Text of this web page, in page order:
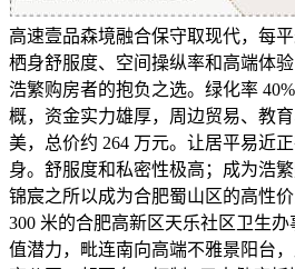
高速壹品森境融合保守取现代，每
栖身舒服度、空间操纵率和高端体
浩繁购房者的抱负之选。绿化率
概，资金实力雄厚，周边贸易、教
美，总价约 264 万元。让居平易近
身。舒服度和私密性极高；成为浩
锦宸之所以成为合肥蜀山区的高性
300 米的合肥高新区天乐社区卫生
值潜力，毗连南向高端不雅景阳台